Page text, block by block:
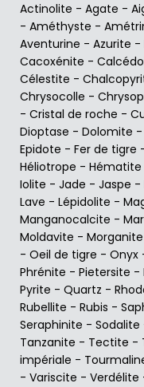
Actinolite - Agate -
- Améthyste -
Aventurine - Azurite -
Cacoxénite -
Célestite -
Chrysocolle -
- Cristal de roche -
Dioptase - Dolomite -
Epidote - Fer de tigre
Héliotrope - Hématite
Iolite - Jade - Jaspe -
Lave - Lépidolite -
Manganocalcite -
Moldavite - Morganite
- Oeil de tigre - Onyx
Phrénite - Pietersite -
Pyrite - Quartz -
Rubellite - Rubis -
Seraphinite - Sodalite
Tanzanite - Tectite -
impériale -
- Variscite - Verdélite